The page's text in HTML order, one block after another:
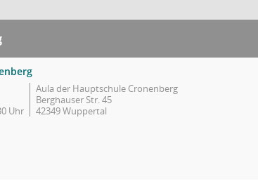
Uhr
Aula der Hauptschule Cronenberg
Berghauser Str. 45
42349 Wuppertal